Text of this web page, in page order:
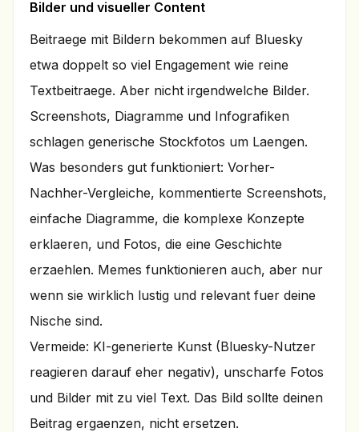
Bilder und visueller Content
Beitraege mit Bildern bekommen auf Bluesky
etwa doppelt so viel Engagement wie reine
Textbeitraege. Aber nicht irgendwelche Bilder.
Screenshots, Diagramme und Infografiken
schlagen generische Stockfotos um Laengen.
Was besonders gut funktioniert: Vorher-
Nachher-Vergleiche, kommentierte Screenshots,
einfache Diagramme, die komplexe Konzepte
erklaeren, und Fotos, die eine Geschichte
erzaehlen. Memes funktionieren auch, aber nur
wenn sie wirklich lustig und relevant fuer deine
Nische sind.
Vermeide: KI-generierte Kunst (Bluesky-Nutzer
reagieren darauf eher negativ), unscharfe Fotos
und Bilder mit zu viel Text. Das Bild sollte deinen
Beitrag ergaenzen, nicht ersetzen.